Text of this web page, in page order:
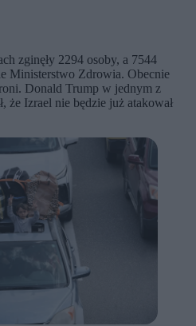
zginęły 2294 osoby, a 7544
Ministerstwo Zdrowia. Obecnie
Donald Trump w jednym z
że Izrael nie będzie już atakował